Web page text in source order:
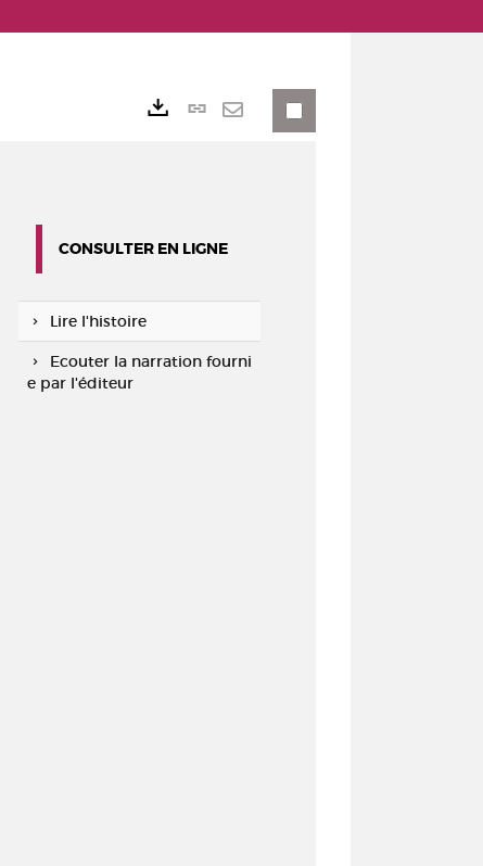
Lien
CONSULTER EN LIGNE
Lire l'histoire
Ecouter la narration fourni
e par l'éditeur